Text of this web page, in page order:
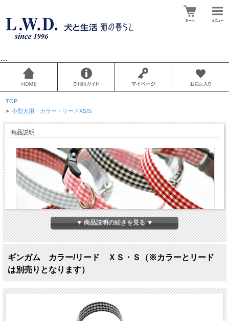
…
TOP
> 小型犬用 カラー・リードXS/S
商品説明
オールシーズン大活躍の予感☆
▼ 商品説明の続きを見る ▼
ギンガム カラー/リード ＸＳ・Ｓ（※カラーとリード
は別売りとなります）